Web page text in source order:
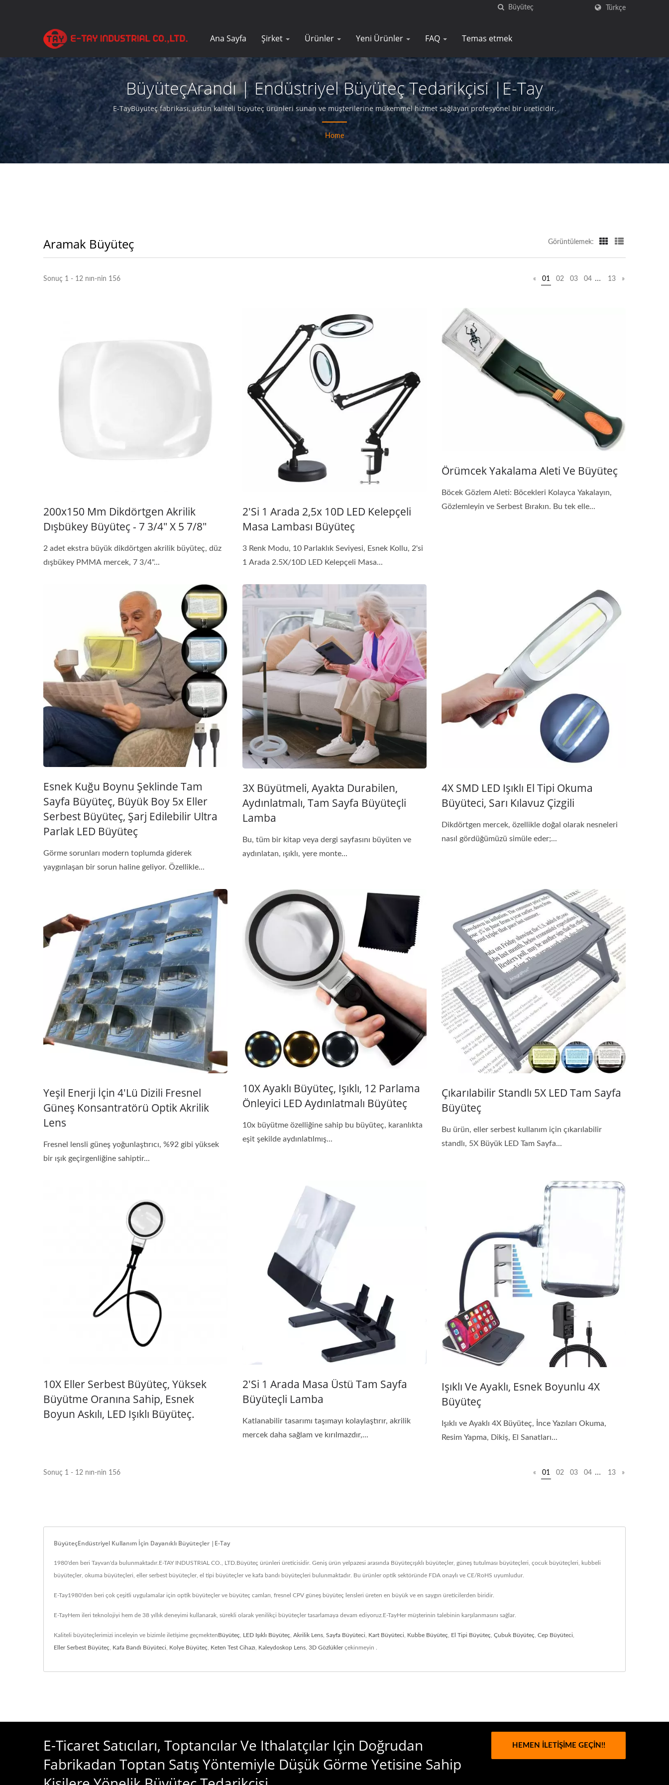
Türkçe
Ana Sayfa Şirket Ürünler Yeni Ürünler FAQ Temas etmek
BüyüteçArandı | Endüstriyel Büyüteç Tedarikçisi |E-Tay
E-TayBüyüteç fabrikası, üstün kaliteli büyüteç ürünleri sunan ve müşterilerine mükemmel hizmet sağlayan profesyonel bir üreticidir.
Home
Aramak Büyüteç Görüntülemek:
Sonuç 1 - 12 nın-nin 156 « 01 02 03 04 … 13 »
200x150 Mm Dikdörtgen Akrilik
Dışbükey Büyüteç - 7 3/4" X 5 7/8"
2 adet ekstra büyük dikdörtgen akrilik büyüteç, düz
dışbükey PMMA mercek, 7 3/4"...
2'si 1 Arada 2,5x 10D LED Kelepçeli
Masa Lambası Büyüteç
3 Renk Modu, 10 Parlaklık Seviyesi, Esnek Kollu, 2'si
1 Arada 2.5X/10D LED Kelepçeli Masa...
Örümcek Yakalama Aleti Ve Büyüteç
Böcek Gözlem Aleti: Böcekleri Kolayca Yakalayın,
Gözlemleyin ve Serbest Bırakın. Bu tek elle...
Esnek Kuğu Boynu Şeklinde Tam
Sayfa Büyüteç, Büyük Boy 5x Eller
Serbest Büyüteç, Şarj Edilebilir Ultra
Parlak LED Büyüteç
Görme sorunları modern toplumda giderek
yaygınlaşan bir sorun haline geliyor. Özellikle...
3X Büyütmeli, Ayakta Durabilen,
Aydınlatmalı, Tam Sayfa Büyüteçli
Lamba
Bu, tüm bir kitap veya dergi sayfasını büyüten ve
aydınlatan, ışıklı, yere monte...
4X SMD LED Işıklı El Tipi Okuma
Büyüteci, Sarı Kılavuz Çizgili
Dikdörtgen mercek, özellikle doğal olarak nesneleri
nasıl gördüğümüzü simüle eder;...
Yeşil Enerji İçin 4'lü Dizili Fresnel
Güneş Konsantratörü Optik Akrilik
Lens
Fresnel lensli güneş yoğunlaştırıcı, %92 gibi yüksek
bir ışık geçirgenliğine sahiptir...
10X Ayaklı Büyüteç, Işıklı, 12 Parlama
Önleyici LED Aydınlatmalı Büyüteç
10x büyütme özelliğine sahip bu büyüteç, karanlıkta
eşit şekilde aydınlatılmış...
Çıkarılabilir Standlı 5X LED Tam Sayfa
Büyüteç
Bu ürün, eller serbest kullanım için çıkarılabilir
standlı, 5X Büyük LED Tam Sayfa...
10X Eller Serbest Büyüteç, Yüksek
Büyütme Oranına Sahip, Esnek
Boyun Askılı, LED Işıklı Büyüteç.
2'si 1 Arada Masa Üstü Tam Sayfa
Büyüteçli Lamba
Katlanabilir tasarımı taşımayı kolaylaştırır, akrilik
mercek daha sağlam ve kırılmazdır,...
Işıklı Ve Ayaklı, Esnek Boyunlu 4X
Büyüteç
Işıklı ve Ayaklı 4X Büyüteç, İnce Yazıları Okuma,
Resim Yapma, Dikiş, El Sanatları...
Sonuç 1 - 12 nın-nin 156 « 01 02 03 04 … 13 »
BüyüteçEndüstriyel Kullanım İçin Dayanıklı Büyüteçler |E-Tay
1980'den beri Tayvan'da bulunmaktadır.E-TAY INDUSTRIAL CO., LTD.Büyüteç ürünleri üreticisidir. Geniş ürün yelpazesi arasında Büyüteçışıklı büyüteçler, güneş tutulması büyüteçleri, çocuk büyüteçleri, kubbeli
büyüteçler, okuma büyüteçleri, eller serbest büyüteçler, el tipi büyüteçler ve kafa bandı büyüteçleri bulunmaktadır. Bu ürünler optik sektöründe FDA onaylı ve CE/RoHS uyumludur.
E-Tay1980'den beri çok çeşitli uygulamalar için optik büyüteçler ve büyüteç camları, fresnel CPV güneş büyüteç lensleri üreten en büyük ve en saygın üreticilerden biridir.
E-TayHem ileri teknolojiyi hem de 38 yıllık deneyimi kullanarak, sürekli olarak yenilikçi büyüteçler tasarlamaya devam ediyoruz.E-TayHer müşterinin talebinin karşılanmasını sağlar.
Kaliteli büyüteçlerimizi inceleyin ve bizimle iletişime geçmektenBüyüteç LED Işıklı Büyüteç Akrilik Lens Sayfa Büyüteci Kart Büyüteci Kubbe Büyüteç El Tipi Büyüteç Çubuk Büyüteç Cep Büyüteci
Eller Serbest Büyüteç Kafa Bandı Büyüteci Kolye Büyüteç Keten Test Cihazı Kaleydoskop Lens 3D Gözlüklerçekinmeyin .
E-Ticaret Satıcıları, Toptancılar Ve Ithalatçılar Için Doğrudan
Fabrikadan Toptan Satış Yöntemiyle Düşük Görme Yetisine Sahip
HEMEN İLETIŞIME GEÇIN!!